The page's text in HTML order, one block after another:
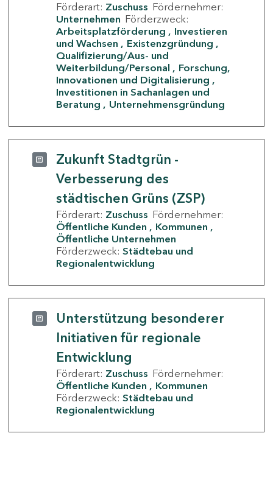
Förderart: Zuschuss Fördernehmer:
Unternehmen Förderzweck:
Arbeitsplatzförderung
Investieren
und Wachsen
Existenzgründung
Qualifizierung/Aus- und
Weiterbildung/Personal
Forschung,
Innovationen und Digitalisierung
Investitionen in Sachanlagen und
Beratung
Unternehmensgründung
Zukunft Stadtgrün -
Verbesserung des
städtischen Grüns (ZSP)
Förderart: Zuschuss Fördernehmer:
Öffentliche Kunden
Kommunen
Öffentliche Unternehmen
Förderzweck: Städtebau und
Regionalentwicklung
Unterstützung besonderer
Initiativen für regionale
Entwicklung
Förderart: Zuschuss Fördernehmer:
Öffentliche Kunden
Kommunen
Förderzweck: Städtebau und
Regionalentwicklung